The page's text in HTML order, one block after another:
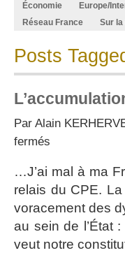
Économie
Europe/
Réseau France
Sur la
Posts
Par Alain
fermés
indigeste,
et…
…J’ai mal à ma
relais du CPE.
voracement des
au sein de l’État
veut notre